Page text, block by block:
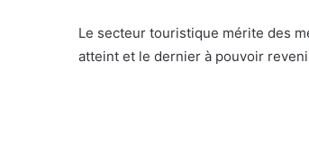
Le secteur touristique mérite des
atteint et le dernier à pouvoir